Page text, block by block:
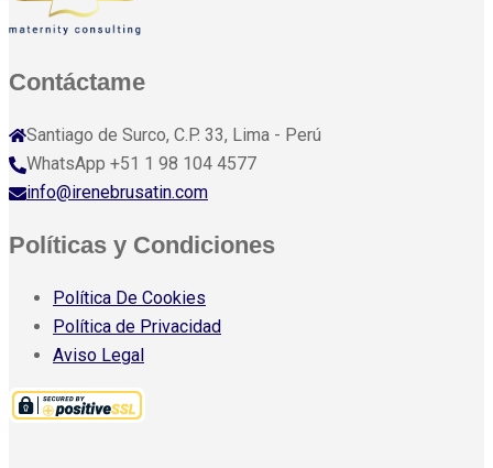
Contáctame
Santiago de Surco, C.P. 33, Lima - Perú
WhatsApp +51 1 98 104 4577
info@irenebrusatin.com
Políticas y Condiciones
Política De Cookies
Política de Privacidad
Aviso Legal